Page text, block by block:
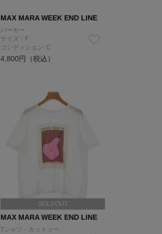
MAX MARA WEEK END LINE
パーカー
サイズ：F
コンディション: C
4,800円（税込）
SOLDOUT
MAX MARA WEEK END LINE
Tシャツ・カットソー